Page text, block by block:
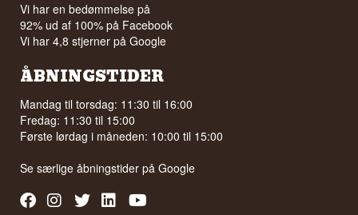
Vi har en bedømmelse på
92% ud af 100% på Facebook
Vi har 4,8 stjerner på Google
ÅBNINGSTIDER
Mandag til torsdag: 11:30 til 16:00
Fredag: 11:30 til 15:00
Første lørdag i måneden: 10:00 til 15:00
Se særlige åbningstider påGoogle